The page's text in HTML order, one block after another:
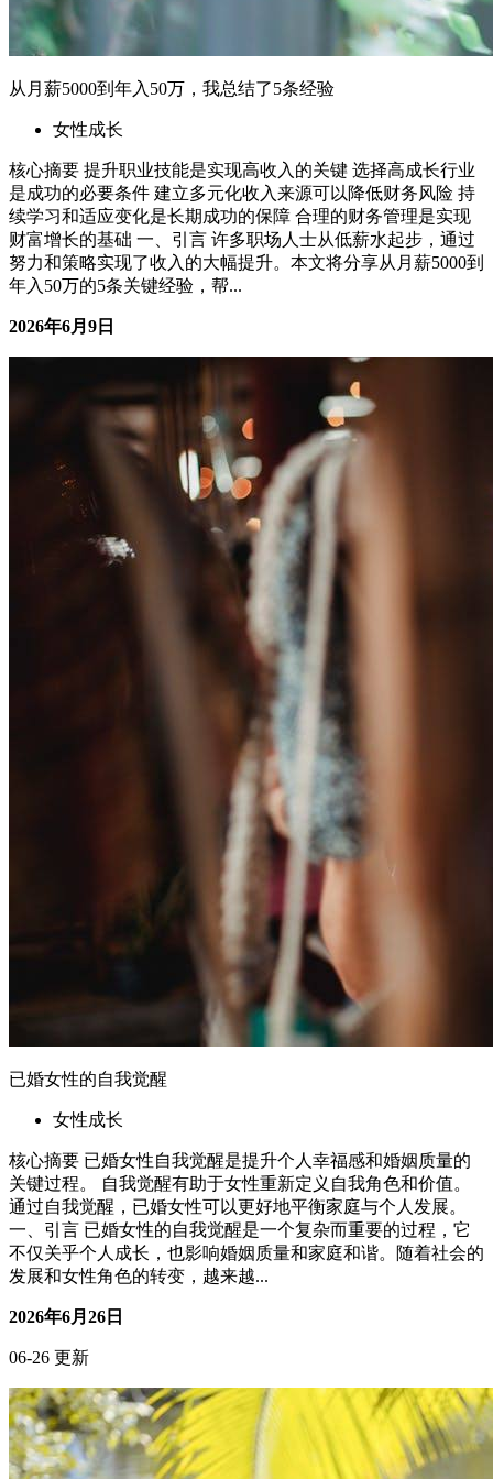
从月薪5000到年入50万，我总结了5条经验
女性成长
核心摘要 提升职业技能是实现高收入的关键 选择高成长行业
是成功的必要条件 建立多元化收入来源可以降低财务风险 持
续学习和适应变化是长期成功的保障 合理的财务管理是实现
财富增长的基础 一、引言 许多职场人士从低薪水起步，通过
努力和策略实现了收入的大幅提升。本文将分享从月薪5000到
年入50万的5条关键经验，帮...
2026年6月9日
已婚女性的自我觉醒
女性成长
核心摘要 已婚女性自我觉醒是提升个人幸福感和婚姻质量的
关键过程。 自我觉醒有助于女性重新定义自我角色和价值。
通过自我觉醒，已婚女性可以更好地平衡家庭与个人发展。
一、引言 已婚女性的自我觉醒是一个复杂而重要的过程，它
不仅关乎个人成长，也影响婚姻质量和家庭和谐。随着社会的
发展和女性角色的转变，越来越...
2026年6月26日
06-26 更新